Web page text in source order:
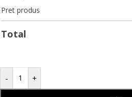
Pret produs
Total
- +